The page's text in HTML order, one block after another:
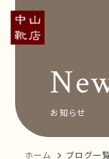
お知らせ
ホーム ブログ一